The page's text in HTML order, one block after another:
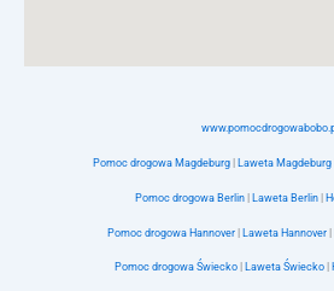
Pomoc drogowa Magdeburg Laweta Magdeburg
Pomoc drogowa Berlin| Laweta Berlin|
Pomoc drogowa Hannover Laweta Hannover
Pomoc drogowa Świecko Laweta Świecko